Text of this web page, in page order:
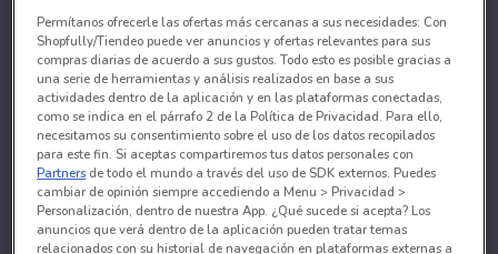
Permítanos ofrecerle las ofertas más cercanas a sus necesidades: Con
Shopfully/Tiendeo puede ver anuncios y ofertas relevantes para sus
compras diarias de acuerdo a sus gustos. Todo esto es posible gracias a
una serie de herramientas y análisis realizados en base a sus
actividades dentro de la aplicación y en las plataformas conectadas,
como se indica en el párrafo 2 de la Política de Privacidad. Para ello,
necesitamos su consentimiento sobre el uso de los datos recopilados
para este fin. Si aceptas compartiremos tus datos personales con
Partners de todo el mundo a través del uso de SDK externos. Puedes
cambiar de opinión siempre accediendo a Menu > Privacidad >
Personalización, dentro de nuestra App. ¿Qué sucede si acepta? Los
anuncios que verá dentro de la aplicación pueden tratar temas
relacionados con su historial de navegación en plataformas externas a